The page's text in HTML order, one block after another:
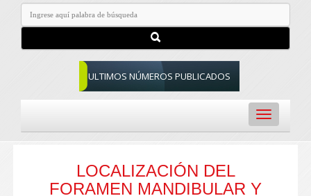
ULTIMOS NÚMEROS PUBLICADOS
Toggle
navigation
LOCALIZACIÓN DEL
FORAMEN MANDIBULAR Y